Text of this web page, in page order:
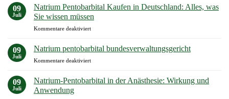
Leitfaden
für
Sicheren
Natrium-
Pentobarbital
Kaufen
09
Juli
Natrium Pentobarbital Kaufen in Deutschland: Alles, was
Sie wissen müssen
Kommentare deaktiviertfür
Pentobarbital
Kaufen
in
Alles,
09
Juli
Natrium pentobarbital bundesverwaltungsgericht
Kommentare deaktiviertfür
pentobarbital
bundesverwaltungsgericht
09
Juli
Natrium-Pentobarbital in der Anästhesie: Wirkung und
Anwendung